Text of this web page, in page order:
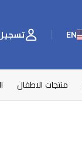
EN تسجيل
منتجات الاطفال